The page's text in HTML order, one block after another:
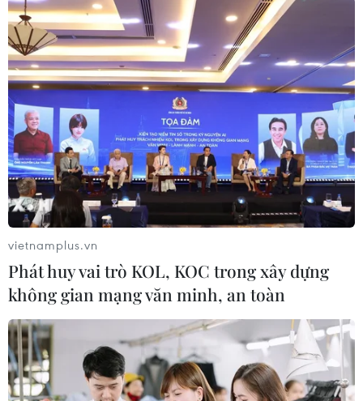
Bloomberg: Chính phủ mới ở Đức sẽ từ bỏ
Dòng chảy phương Bắc 2
06/02/2021 15:02
Bài viết của một phóng viên Bloomberg ngày 5/2 cho
rằng với sự ra đời của chính phủ mới, Đức sẽ từ bỏ dự
án đường ống dẫn khí đốt Dòng chảy phương Bắc 2 và
giải quyết bất đồng với Mỹ.
vietnamplus.vn
Phát huy vai trò KOL, KOC trong xây dựng
không gian mạng văn minh, an toàn